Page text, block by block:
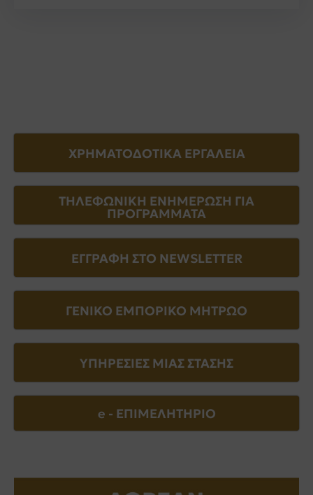
ΧΡΗΜΑΤΟΔΟΤΙΚΑ ΕΡΓΑΛΕΙΑ
ΤΗΛΕΦΩΝΙΚΗ ΕΝΗΜΕΡΩΣΗ ΓΙΑ
ΠΡΟΓΡΑΜΜΑΤΑ
ΕΓΓΡΑΦΗ ΣΤΟ NEWSLETTER
ΓΕΝΙΚΟ ΕΜΠΟΡΙΚΟ ΜΗΤΡΩΟ
ΥΠΗΡΕΣΙΕΣ ΜΙΑΣ ΣΤΑΣΗΣ
e - EΠΙΜΕΛΗΤΗΡΙΟ